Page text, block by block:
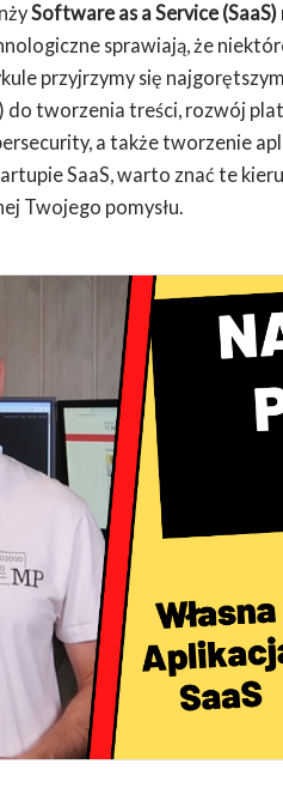
Software as a Service (SaaS)
sprawiają, że
przyjrzymy się
do tworzenia treści, rozwój
a także tworzenie
SaaS, warto znać te
Twojego pomysłu.